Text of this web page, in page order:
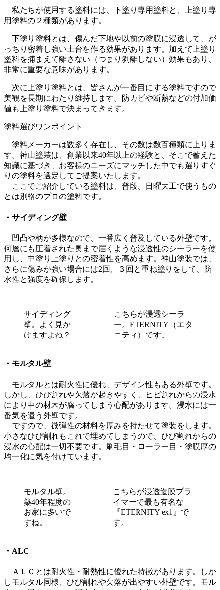
私たちが使用する塗料には、下塗り専用塗料と、上塗り専
用塗料の２種類があります。
下塗り塗料とは、傷んだ下地や以前の塗膜に浸透して、が
っちり密着し強い土台を作る効果があります。加えて上塗り
塗料を捕まえて離さない（つまり剥離しない）効果もあり、
非常に重要な意味があります。
次に上塗り塗料とは、皆さんが一番目にする塗料ですので
美観を長期にわたり維持します。防カビや断熱などの付加価
値も上塗り塗料で決まってきます。
塗料選びワンポイント
塗料メーカーは数多く存在し、その数は数百種類に上りま
す。神山塗装は、創業以来40年以上の経験と、そこで蓄えた
知識に基づき、お客様のニーズにマッチした中でも選りすぐ
りの塗料を選定してご提案いたします。
ここでご紹介している塗料は、普段、日曜大工で使うもの
とは別格のプロの塗料です。
・サイディング壁
凹凸や柄が多様なので、一番広く普及している外壁です。
何層にも圧着された奥まで届くような浸透性のシーラーを使
用し、中塗り上塗りとの密着性を高めます。神山塗装では、
さらに傷みが強い場合には2回、３回と重ね塗りをして、防
水性と強度を確保します。
サイディング
壁。よく見か
けますよね？
こちらが浸透シーラ
ー。ETERNITY（エタ
ニティ）です。
・モルタル壁
モルタルとは耐火性に優れ、デザイン性もある外壁です。
しかし、ひび割れや欠落が起きやすく、ヒビ割れからの浸水
により中の材木が腐ってしまう心配があります。浸水には一
番気を遣う外壁です。
ですので、微弾性の材料を厚みを持たせて塗装をします。
小さなひび割れもこれで埋めてしまうので、ひび割れからの
浸水の心配は一切不要です。刷毛目・ローラー目・塗膜厚の
均一化に気を付けています。
モルタル壁。
築40年程度の
お家に多いで
すね。
こちらが浸透造膜プラ
イマーで最も有名な
『ETERNITY ex1』で
す。
・ALC
ＡＬＣとは耐火性・耐熱性に優れた特徴があります。しか
しモルタル同様、ひび割れや欠落が出やすい外壁です。モル